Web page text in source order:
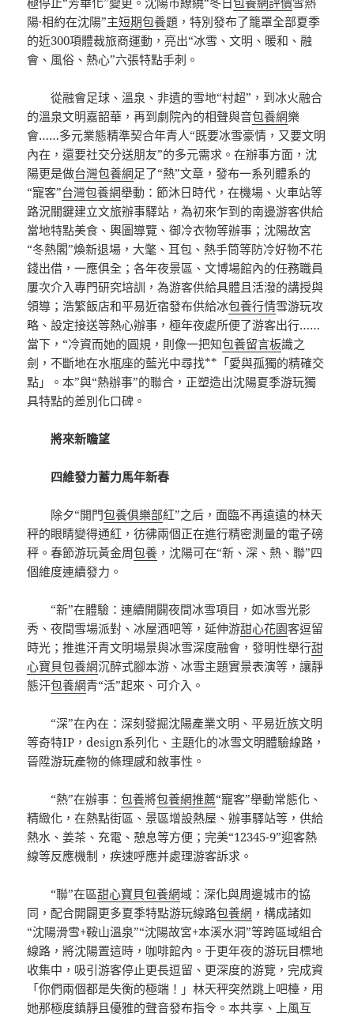
陽·相約在沈陽”主短期包養題，特別發布了籠罩全部夏季
的近300項體裁旅商運動，亮出“冰雪、文明、暖和、融
會、風俗、熱心”六張特點手刺。
從融會足球、溫泉、非遺的雪地“村超”，到冰火融合
的溫泉文明嘉韶華，再到劇院內的相聲與音包養網樂
會……多元業態精準契合年青人“既要冰雪豪情，又要文明
內在，還要社交分送朋友”的多元需求。在辦事方面，沈
陽更是做台灣包養網足了“熱”文章，發布一系列體系的
“寵客”台灣包養網舉動：節沐日時代，在機場、火車站等
路況關鍵建立文旅辦事驛站，為初來乍到的南邊游客供給
當地特點美食、輿圖導覽、御冷衣物等辦事；沈陽故宮
“冬熱閣”煥新退場，大氅、耳包、熱手筒等防冷好物不花
錢出借，一應俱全；各年夜景區、文博場館內的任務職員
屢次介入專門研究培訓，為游客供給具體且活潑的講授與
領導；浩繁飯店和平易近宿發布供給冰包養行情雪游玩攻
略、設定接送等熱心辦事，極年夜處所便了游客出行……
當下，“冷資而她的圓規，則像一把知包養留言板識之
劍，不斷地在水瓶座的藍光中尋找**「愛與孤獨的精確交
點」。本”與“熱辦事”的聯合，正塑造出沈陽夏季游玩獨
具特點的差別化口碑。
將來新瞻望
四維發力蓄力馬年新春
除夕“開門包養俱樂部紅”之后，面臨不再遠遠的林天
秤的眼睛變得通紅，彷彿兩個正在進行精密測量的電子磅
秤。春節游玩黃金周包養 ，沈陽可在“新、深、熱、聯”四
個維度連續發力。
“新”在體驗：連續開闢夜間冰雪項目，如冰雪光影
秀、夜間雪場派對、冰屋酒吧等，延伸游甜心花園客逗留
時光；推進汗青文明場景與冰雪深度融會，發明性舉行甜
心寶貝包養網沉醉式腳本游、冰雪主題實景表演等，讓靜
態汗包養網青“活”起來、可介入。
“深”在內在：深刻發掘沈陽產業文明、平易近族文明
等奇特IP，design系列化、主題化的冰雪文明體驗線路，
晉陞游玩產物的條理感和敘事性。
“熱”在辦事：包養將包養網推薦“寵客”舉動常態化、
精緻化，在熱點街區、景區增設熱屋、辦事驛站等，供給
熱水、姜茶、充電、憩息等方便；完美“12345-9”迎客熱
線等反應機制，疾速呼應并處理游客訴求。
“聯”在區甜心寶貝包養網域：深化與周邊城市的協
同，配合開闢更多夏季特點游玩線路包養網 ，構成諸如
“沈陽滑雪+鞍山溫泉”“沈陽故宮+本溪水洞”等跨區域組合
線路，將沈陽置這時，咖啡館內。于更年夜的游玩目標地
收集中，吸引游客停止更長逗留、更深度的游覽，完成資
「你們兩個都是失衡的極端！」林天秤突然跳上吧檯，用
她那極度鎮靜且優雅的聲音發布指令。本共享、上風互